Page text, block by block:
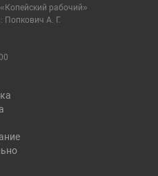
рабочий»
Попкович А. Г.